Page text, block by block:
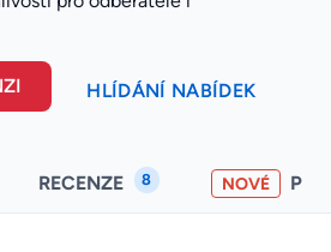
HLÍDÁNÍ NABÍDEK
RECENZE 8 NOVÉ